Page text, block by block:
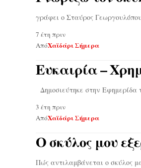
γράφει ο Σταύρος
7 έτη πριν
ΑπόΧαϊδάρι Σήμερα
Ευκαιρία –
Δημοσιεύτηκε στην
3 έτη πριν
ΑπόΧαϊδάρι Σήμερα
Ο σκύλος μου
Πώς αντιλαμβάνεται ο σκύλος